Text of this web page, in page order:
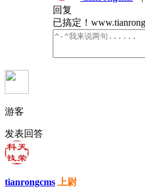
回复
已搞定！
游客
发表回答
tianrongcms 上尉